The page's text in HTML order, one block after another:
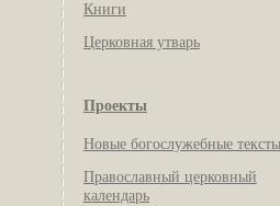
Книги
Церковная утварь
Проекты
Новые богослужебные тексты
Православный церковный
календарь